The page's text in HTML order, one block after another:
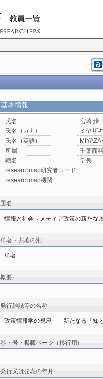
基本情報
氏名
宮崎 緑
氏名（カナ）
ミヤザ
氏名（英語）
所属
千葉商
職名
学長
researchmap研究者コード
researchmap機関
題名
情報と社会～メディア政策の新たな
単著・共著の別
単著
概要
発行雑誌等の名称
政策情報学の視座　　新たなる「知
巻・号・掲載ページ（移行用）
発行又は発表の年月